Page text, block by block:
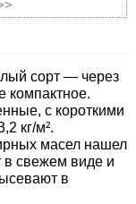
сорт — через
компактное.
с короткими
кг/м².
масел нашел
в свежем виде и
в